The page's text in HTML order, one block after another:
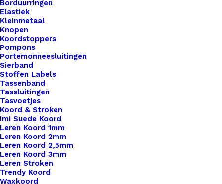
Borduurringen
Elastiek
Kleinmetaal
Knopen
Koordstoppers
Pompons
Portemonneesluitingen
Sierband
Stoffen Labels
Tassenband
Tassluitingen
Tasvoetjes
Koord & Stroken
Imi Suede Koord
Leren Koord 1mm
Leren Koord 2mm
Leren Koord 2,5mm
Leren Koord 3mm
Leren Stroken
Trendy Koord
Waxkoord